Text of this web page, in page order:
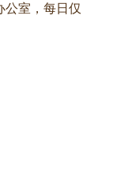
公室，每日仅